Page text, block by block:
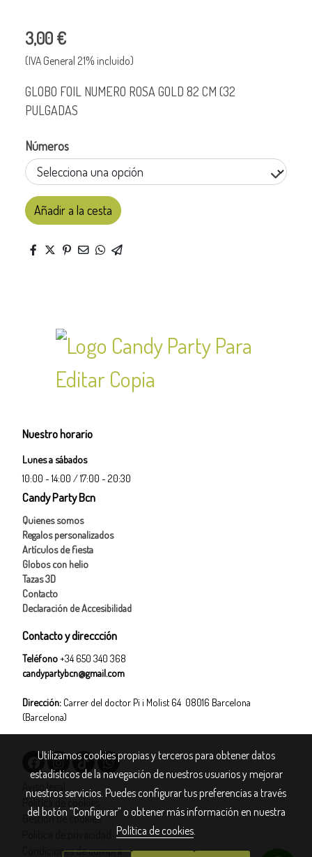
3,00 €
(IVA General 21% incluido)
GLOBO FOIL NUMERO ROSA GOLD 82 CM (32
PULGADAS
Números
Añadir a la cesta
Nuestro horario
Lunes a sábados
10:00 - 14:00 / 17:00 - 20:30
Candy Party Bcn
Quienes somos
Regalos personalizados
Artículos de fiesta
Globos con helio
Tazas 3D
Contacto
Declaración de Accesibilidad
Contacto y direccción
Teléfono+34 650 340 368
candypartybcn@gmail.com
Dirección: Carrer del doctor Pi i Molist 64 08016 Barcelona
(Barcelona)
Aviso legal
Gestión de cookies
Condiciones de compra
Utilizamos cookies propias y terceros para obtener datos
estadísticos de la navegación de nuestros usuarios y mejorar
nuestros servicios. Puedes configurar tus preferencias a través
del botón “Configurar” o obtener más información en nuestra
Política de cookies.